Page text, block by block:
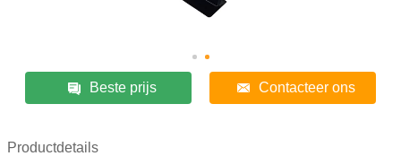
Beste prijs Contacteer ons
Productdetails